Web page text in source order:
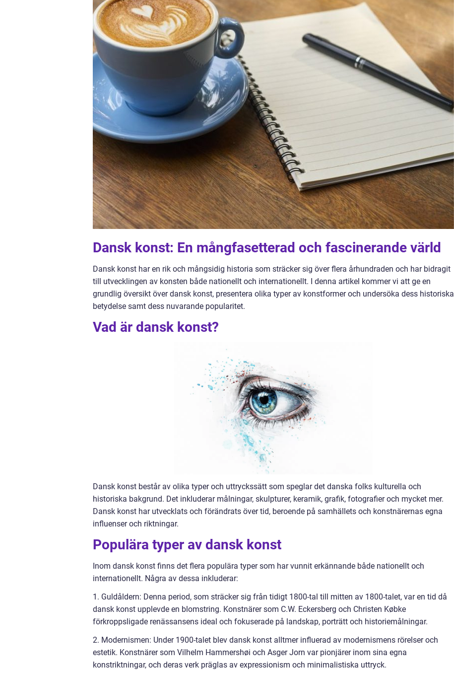
Dansk konst: En mångfasetterad och fascinerande värld
Dansk konst har en rik och mångsidig historia som sträcker sig över flera århundraden och har bidragit
till utvecklingen av konsten både nationellt och internationellt. I denna artikel kommer vi att ge en
grundlig översikt över dansk konst, presentera olika typer av konstformer och undersöka dess historiska
betydelse samt dess nuvarande popularitet.
Vad är dansk konst?
Dansk konst består av olika typer och uttryckssätt som speglar det danska folks kulturella och
historiska bakgrund. Det inkluderar målningar, skulpturer, keramik, grafik, fotografier och mycket mer.
Dansk konst har utvecklats och förändrats över tid, beroende på samhällets och konstnärernas egna
influenser och riktningar.
Populära typer av dansk konst
Inom dansk konst finns det flera populära typer som har vunnit erkännande både nationellt och
internationellt. Några av dessa inkluderar:
1. Guldåldern: Denna period, som sträcker sig från tidigt 1800-tal till mitten av 1800-talet, var en tid då
dansk konst upplevde en blomstring. Konstnärer som C.W. Eckersberg och Christen Købke
förkroppsligade renässansens ideal och fokuserade på landskap, porträtt och historiemålningar.
2. Modernismen: Under 1900-talet blev dansk konst alltmer influerad av modernismens rörelser och
estetik. Konstnärer som Vilhelm Hammershøi och Asger Jorn var pionjärer inom sina egna
konstriktningar, och deras verk präglas av expressionism och minimalistiska uttryck.